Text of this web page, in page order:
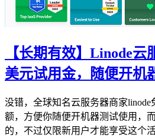
【长期有效】Linode云
美元试用金，随便开机
没错，全球知名云服务器商家linode
额，方便你随便开机器测试使用，
的，不过仅限新用户才能享受这个